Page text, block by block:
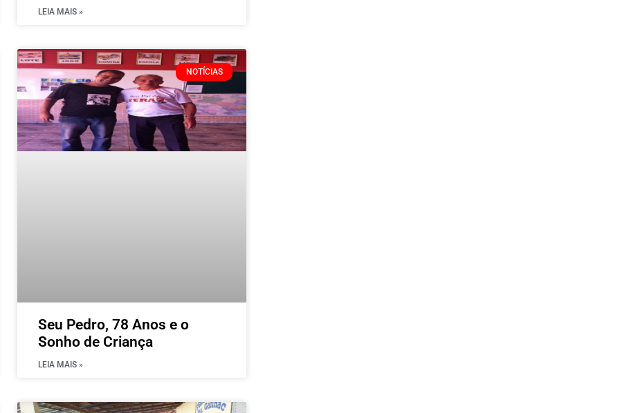
LEIA MAIS »
NOTÍCIAS
Seu Pedro, 78 Anos e o
Sonho de Criança
LEIA MAIS »